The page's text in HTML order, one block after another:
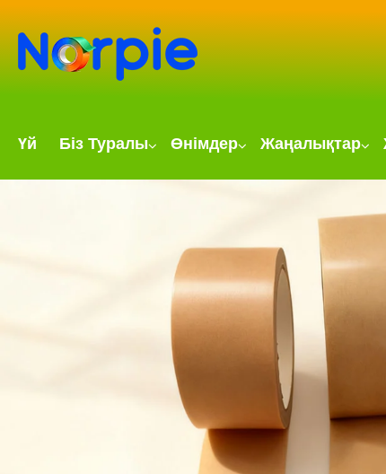
Үй Біз Туралы Өнімдер Жаңалықтар